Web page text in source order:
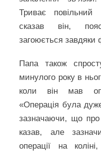
Триває
сказав він,
загоюється завдяки
Папа також
минулого року в
коли він мав
«Операція була
зазначаючи, що про
казав, але
операції на